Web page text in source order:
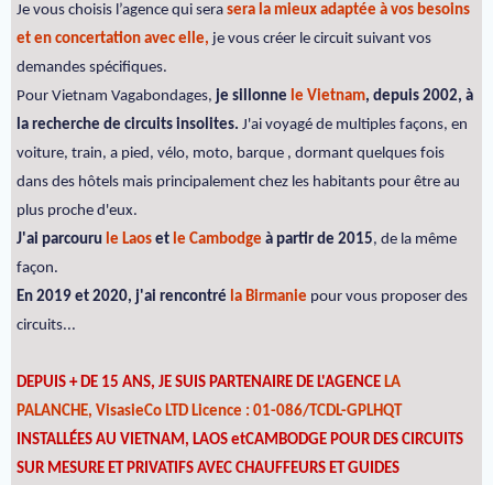
Je vous choisis l’agence qui sera sera la mieux adaptée à vos besoins
et en concertation avec elle, je vous créer le circuit suivant vos
demandes spécifiques.
Pour Vietnam Vagabondages, je sillonne le Vietnam, depuis 2002, à
la recherche de circuits insolites. J'ai voyagé de multiples façons, en
voiture, train, a pied, vélo, moto, barque , dormant quelques fois
dans des hôtels mais principalement chez les habitants pour être au
plus proche d'eux.
J'ai parcouru le Laos et le Cambodge à partir de 2015, de la même
façon.
En 2019 et 2020, j'ai rencontré la Birmanie pour vous proposer des
circuits...
DEPUIS + DE 15 ANS, JE SUIS PARTENAIRE DE L'AGENCE LA
PALANCHE, VisasieCo LTD Licence : 01-086/TCDL-GPLHQT
INSTALLÉES AU VIETNAM, LAOS etCAMBODGE POUR DES CIRCUITS
SUR MESURE ET PRIVATIFS AVEC CHAUFFEURS ET GUIDES